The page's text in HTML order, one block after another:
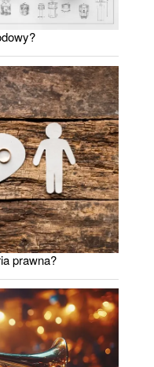
prawna?